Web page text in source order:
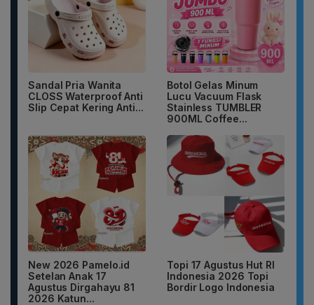
Sandal Pria Wanita
CLOSS Waterproof Anti
Slip Cepat Kering Anti...
Botol Gelas Minum
Lucu Vacuum Flask
Stainless TUMBLER
900ML Coffee...
New 2026 Pamelo.id
Setelan Anak 17
Agustus Dirgahayu 81
2026 Katun...
Topi 17 Agustus Hut RI
Indonesia 2026 Topi
Bordir Logo Indonesia